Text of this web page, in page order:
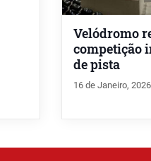
Velódromo
competição
de pista
16 de Janeiro, 2026